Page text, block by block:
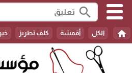
search
home الكل أقمشة كلف تطريز